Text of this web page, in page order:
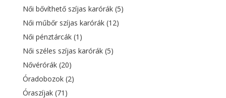
Női bővíthető szíjas karórák (5)
Női műbőr szíjas karórák (12)
Női pénztárcák (1)
Női széles szíjas karórák (5)
Nővérórák (20)
Óradobozok (2)
Óraszíjak (71)